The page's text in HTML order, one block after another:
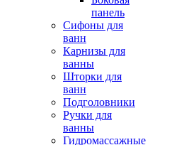
панель
Сифоны для
ванн
Карнизы для
ванны
Шторки для
ванн
Подголовники
Ручки для
ванны
Гидромассажные